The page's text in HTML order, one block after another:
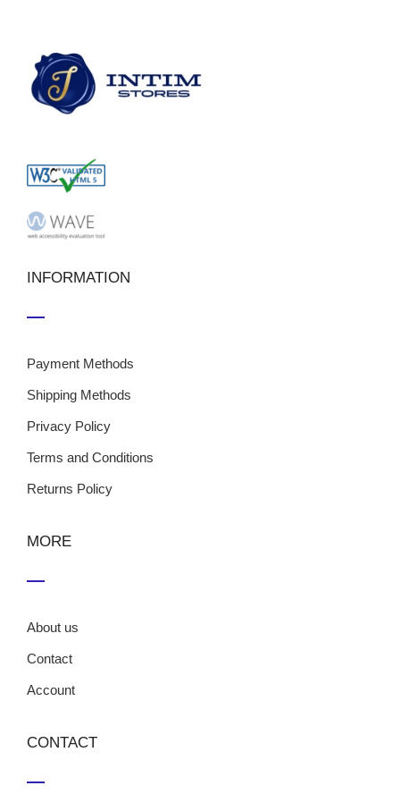
INFORMATION
Payment Methods
Shipping Methods
Privacy Policy
Terms and Conditions
Returns Policy
MORE
About us
Contact
Account
CONTACT